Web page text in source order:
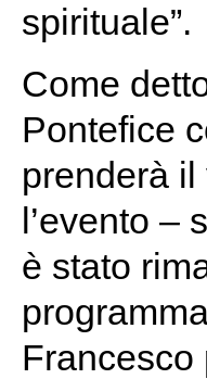
spirituale”.
Come
Pontefice
prenderà
l’evento –
è stato